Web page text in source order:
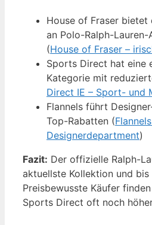
House of Fraser bietet
an Polo-Ralph-
(House of Fraser –
Sports Direct hat eine
Kategorie mit
Direct IE – Sport- und
Flannels führt
Top-Rabatten (
Designerdepartment)
Fazit: Der offizielle Ralph-
aktuellste Kollektion und bis
Preisbewusste Käufer
Sports Direct oft noch